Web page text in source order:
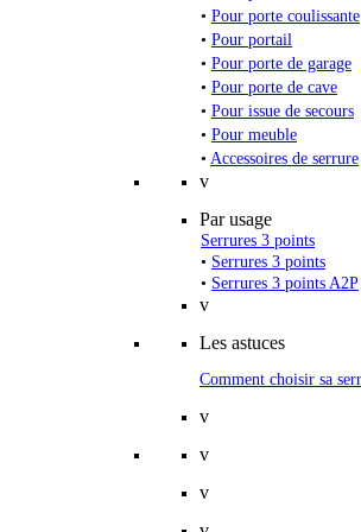
• Pour porte coulissante
• Pour portail
• Pour porte de garage
• Pour porte de cave
• Pour issue de secours
• Pour meuble
• Accessoires de serrure
v
Par usage
Serrures 3 points
• Serrures 3 points
• Serrures 3 points A2P
v
Les astuces
Comment choisir sa
v
v
v